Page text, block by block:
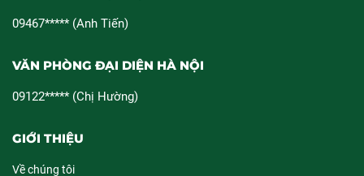
09467***** (Anh Tiến)
VĂN PHÒNG ĐẠI DIỆN HÀ NỘI
09122***** (Chị Hường)
GIỚI THIỆU
Về chúng tôi